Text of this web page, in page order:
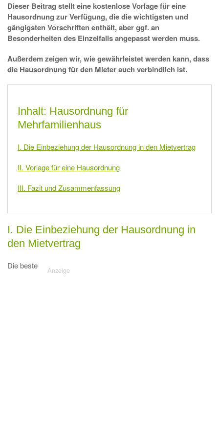
Dieser Beitrag stellt eine kostenlose Vorlage für eine
Hausordnung zur Verfügung, die die wichtigsten und
gängigsten Vorschriften enthält, aber ggf. an
Besonderheiten des Einzelfalls angepasst werden muss.
Außerdem zeigen wir, wie gewährleistet werden kann, dass
die Hausordnung für den Mieter auch verbindlich ist.
Inhalt: Hausordnung für
Mehrfamilienhaus
I. Die Einbeziehung der Hausordnung in den Mietvertrag
II. Vorlage für eine Hausordnung
III. Fazit und Zusammenfassung
I. Die Einbeziehung der Hausordnung in
den Mietvertrag
Die beste